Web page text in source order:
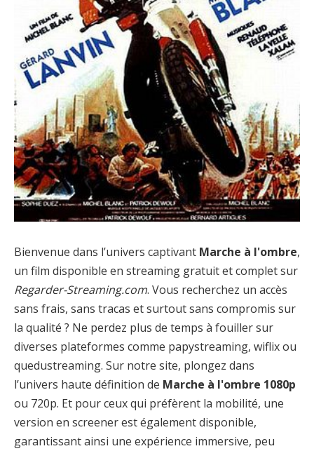
Bienvenue dans l’univers captivant Marche à l'ombre,
un film disponible en streaming gratuit et complet sur
Regarder-Streaming.com. Vous recherchez un accès
sans frais, sans tracas et surtout sans compromis sur
la qualité ? Ne perdez plus de temps à fouiller sur
diverses plateformes comme papystreaming, wiflix ou
quedustreaming. Sur notre site, plongez dans
l’univers haute définition de Marche à l'ombre 1080p
ou 720p. Et pour ceux qui préfèrent la mobilité, une
version en screener est également disponible,
garantissant ainsi une expérience immersive, peu